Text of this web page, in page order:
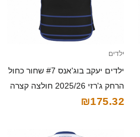
ילדים
ילדים יעקב בוג'אנס #7 שחור כחול
הרחק ג'רזי 2025/26 חולצה קצרה
₪175.32